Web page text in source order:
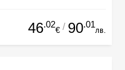
46.02
€ / 90.01
лв.